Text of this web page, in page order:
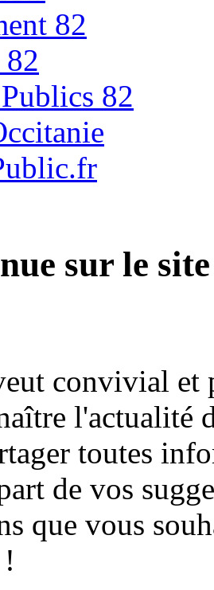
82
82
sur le
convivial et
l'actualité
toutes
de vos
que vous